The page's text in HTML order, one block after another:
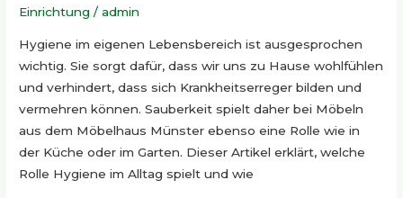
Einrichtung /admin
Hygiene im eigenen Lebensbereich ist ausgesprochen
wichtig. Sie sorgt dafür, dass wir uns zu Hause wohlfühlen
und verhindert, dass sich Krankheitserreger bilden und
vermehren können. Sauberkeit spielt daher bei Möbeln
aus dem Möbelhaus Münster ebenso eine Rolle wie in
der Küche oder im Garten. Dieser Artikel erklärt, welche
Rolle Hygiene im Alltag spielt und wie